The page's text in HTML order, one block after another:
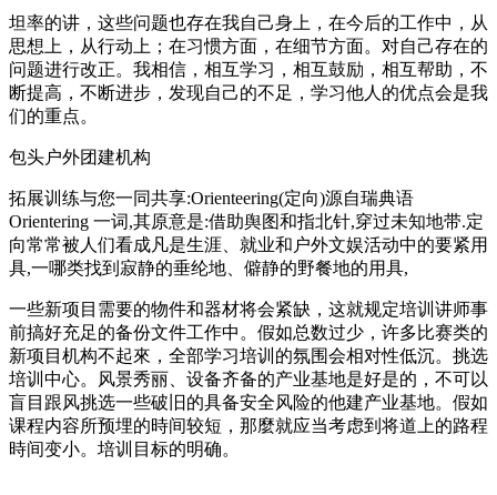
坦率的讲，这些问题也存在我自己身上，在今后的工作中，从
思想上，从行动上；在习惯方面，在细节方面。对自己存在的
问题进行改正。我相信，相互学习，相互鼓励，相互帮助，不
断提高，不断进步，发现自己的不足，学习他人的优点会是我
们的重点。
包头户外团建机构
拓展训练与您一同共享:Orienteering(定向)源自瑞典语
Orientering 一词,其原意是:借助舆图和指北针,穿过未知地带.定
向常常被人们看成凡是生涯、就业和户外文娱活动中的要紧用
具,一哪类找到寂静的垂纶地、僻静的野餐地的用具,
一些新项目需要的物件和器材将会紧缺，这就规定培训讲师事
前搞好充足的备份文件工作中。假如总数过少，许多比赛类的
新项目机构不起來，全部学习培训的氛围会相对性低沉。挑选
培训中心。风景秀丽、设备齐备的产业基地是好是的，不可以
盲目跟风挑选一些破旧的具备安全风险的他建产业基地。假如
课程内容所预埋的時间较短，那麼就应当考虑到将道上的路程
時间变小。培训目标的明确。